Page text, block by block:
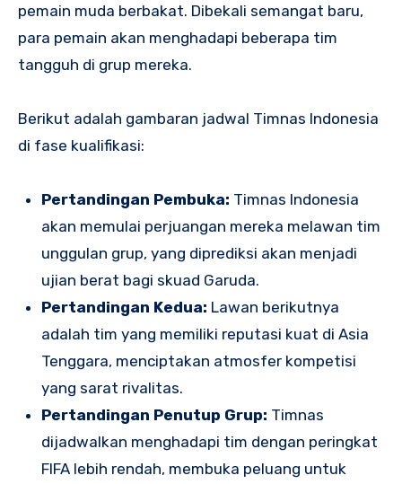
pemain muda berbakat. Dibekali semangat baru,
para pemain akan menghadapi beberapa tim
tangguh di grup mereka.
Berikut adalah gambaran jadwal Timnas Indonesia
di fase kualifikasi:
Pertandingan Pembuka: Timnas Indonesia
akan memulai perjuangan mereka melawan tim
unggulan grup, yang diprediksi akan menjadi
ujian berat bagi skuad Garuda.
Pertandingan Kedua: Lawan berikutnya
adalah tim yang memiliki reputasi kuat di Asia
Tenggara, menciptakan atmosfer kompetisi
yang sarat rivalitas.
Pertandingan Penutup Grup: Timnas
dijadwalkan menghadapi tim dengan peringkat
FIFA lebih rendah, membuka peluang untuk